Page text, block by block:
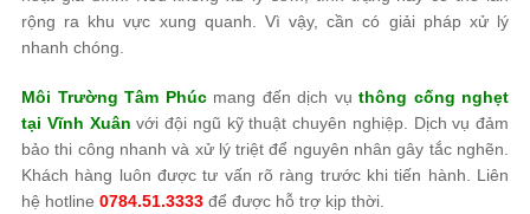
rộng ra khu vực xung quanh. Vì vậy, cần có giải pháp xử lý
nhanh chóng.
Môi Trường Tâm Phúcmang đến dịch vụ thông cống nghẹt
tại Vĩnh Xuân với đội ngũ kỹ thuật chuyên nghiệp. Dịch vụ đảm
bảo thi công nhanh và xử lý triệt để nguyên nhân gây tắc nghẽn.
Khách hàng luôn được tư vấn rõ ràng trước khi tiến hành. Liên
hệ hotline 0784.51.3333 để được hỗ trợ kịp thời.